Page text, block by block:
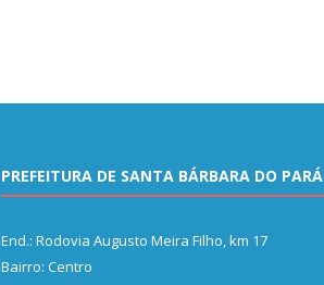
PREFEITURA DE SANTA BÁRBARA DO PARÁ
End.: Rodovia Augusto Meira Filho, km 17
Bairro: Centro